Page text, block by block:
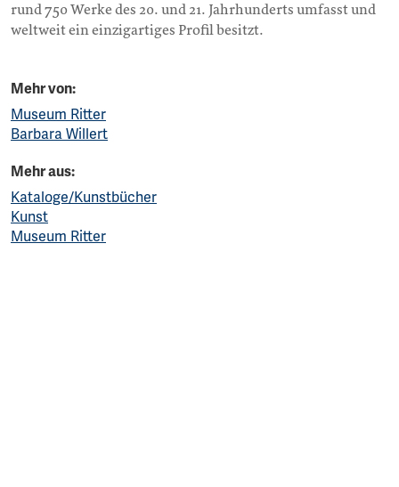
rund 750 Werke des 20. und 21. Jahrhunderts umfasst und
weltweit ein einzigartiges Profil besitzt.
Mehr von:
Museum Ritter
Barbara Willert
Mehr aus:
Kataloge/Kunstbücher
Kunst
Museum Ritter